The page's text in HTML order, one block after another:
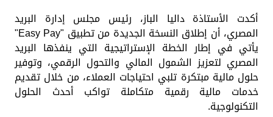
أكدت الأستاذة داليا الباز، رئيس مجلس إدارة البريد
المصري، أن إطلاق النسخة الجديدة من تطبيق "Easy Pay"
يأتي في إطار الخطة الإستراتيجية التي ينفذها البريد
المصري لتعزيز الشمول المالي والتحول الرقمي، وتوفير
حلول مالية مبتكرة تلبي احتياجات العملاء، من خلال تقديم
خدمات مالية رقمية متكاملة تواكب أحدث الحلول
التكنولوجية.